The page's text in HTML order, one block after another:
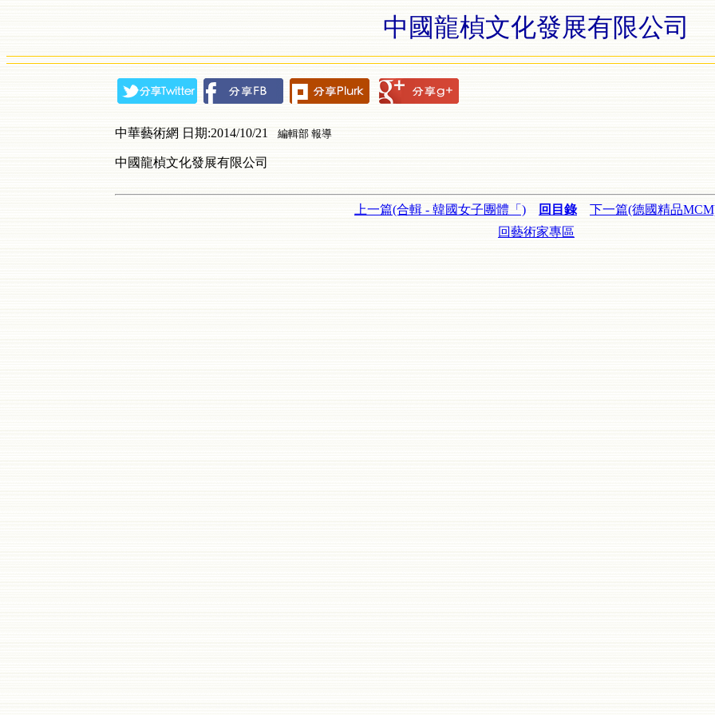
中國龍楨文化發展有限公司
中華藝術網 日期:2014/10/21 編輯部 報導
中國龍楨文化發展有限公司
上一篇(合輯 - 韓國女子團體「) 回目錄
下一篇(德國精品
回藝術家專區